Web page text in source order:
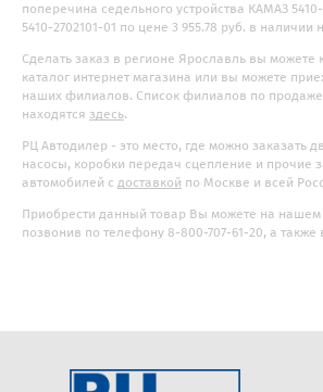
поперечина седельного устройства КАМАЗ 5410-
5410-2702101-01 по цене 3 955.78 руб. в наличии
Сделать заказ в регионе Ярославль вы можете
каталог интернет магазина или вы можете
наших филиалов. Список филиалов по продаже
находятся здесь.
РЦ Автодилер - это место, где можно заказать
насосы, коробки передач сцепление и прочие
автомобилей с доставкой по Москве и всей
Приобрести данный товар Вы можете на нашем
позвонив по телефону 8-800-707-61-20, а